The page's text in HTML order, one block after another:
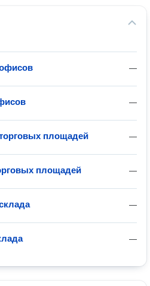
—
—
—
площадей
—
площадей
—
—